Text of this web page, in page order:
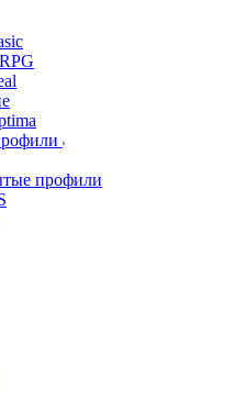
профили